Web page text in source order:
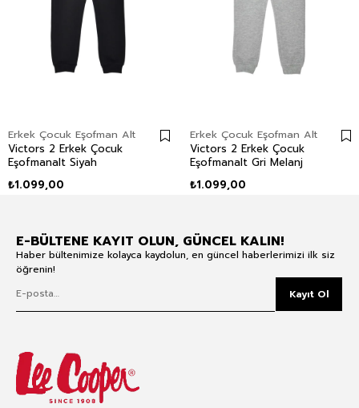
Erkek Çocuk Eşofman Alt
Victors 2 Erkek Çocuk
Eşofmanalt Siyah
₺1.099,00
Erkek Çocuk Eşofman Alt
Victors 2 Erkek Çocuk
Eşofmanalt Gri Melanj
₺1.099,00
E-BÜLTENE KAYIT OLUN, GÜNCEL KALIN!
Haber bültenimize kolayca kaydolun, en güncel haberlerimizi ilk siz
öğrenin!
Kayıt Ol